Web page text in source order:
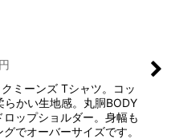
円
ミーンズ Tシャツ。コッ
らかい生地感。丸胴BODY
ップショルダー。身幅も
でオーバーサイズです。